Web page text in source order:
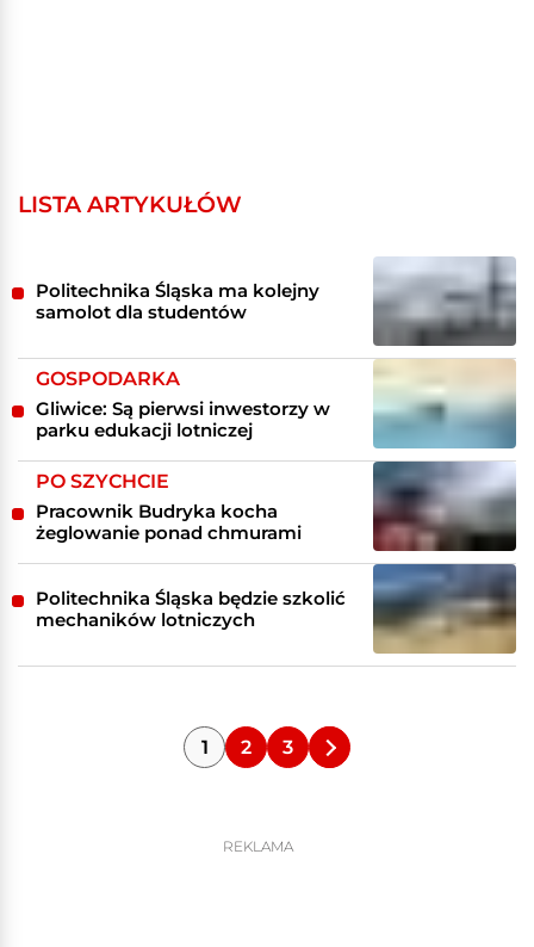
LISTA ARTYKUŁÓW
Politechnika Śląska ma kolejny
samolot dla studentów
GOSPODARKA
Gliwice: Są pierwsi inwestorzy w
parku edukacji lotniczej
PO SZYCHCIE
Pracownik Budryka kocha
żeglowanie ponad chmurami
Politechnika Śląska będzie szkolić
mechaników lotniczych
1 2 3
REKLAMA